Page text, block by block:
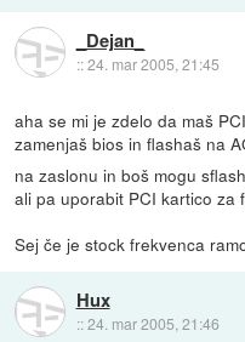
_Dejan_
::24. mar 2005, 21:45
aha se mi je zdelo da maš
zamenjaš bios in flashaš na
na zaslonu in boš mogu
ali pa uporabit PCI kartico za
Sej če je stock frekvenca
Hux
::24. mar 2005, 21:46